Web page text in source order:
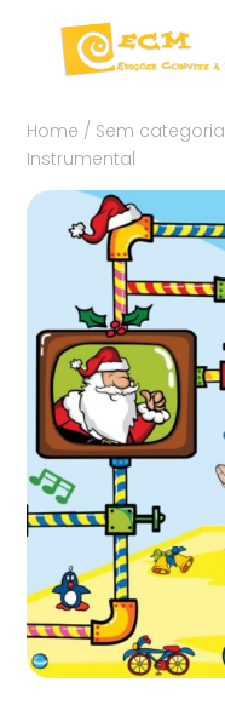
Home / Sem categoria
Instrumental